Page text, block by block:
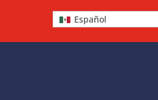
Español